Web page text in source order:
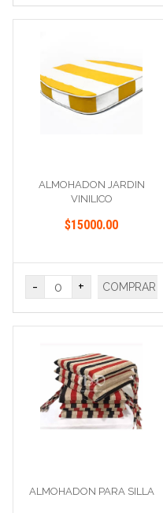
ALMOHADON JARDIN
VINILICO
$15000.00
- + COMPRAR
ALMOHADON PARA SILLA